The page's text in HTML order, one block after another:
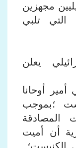
مجهزين
التي تلبي
يعلن
أوحانا
؛بموجب
المصادقة
القناة 7 العبرية أن أميت